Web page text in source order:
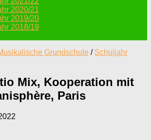
2020/21
2019/20
2018/19
Grundschule / Schuljahr
Mix, Kooperation mit
Paris